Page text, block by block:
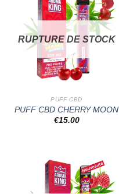
RUPTURE DE STOCK
PUFF CBD
PUFF CBD CHERRY MOON
€15.00